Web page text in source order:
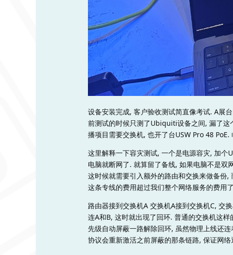
设备安装完成, 客户验收测试简直像考试. A展
前测试的时候只测了Ubiquiti设备之间, 漏了这
播项目需要交换机, 也开了台USW Pro 48
这里解释一下容灾测试, 一个是电源容灾, 加个
电脑就断网了. 就算留了备线, 如果电脑不是
这时候就需要引入额外的路由和交换来做备份
这条专线的费用超过我们整个网络服务的费用
路由器接到交换机A 交换机A接到交换机C, 交
连A和B, 这时就出现了回环. 普通的交换机这
先级自动屏蔽一路解除回环, 虽然物理上线还
协议会重新激活之前屏蔽的那条链路, 保证网